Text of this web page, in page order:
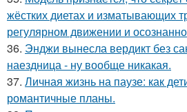
жёстких диетах и изматывающих
регулярном движении и
36. Энджи вынесла вердикт без
наездница - ну вообще никакая.
37. Личная жизнь на паузе: как
романтичные планы.